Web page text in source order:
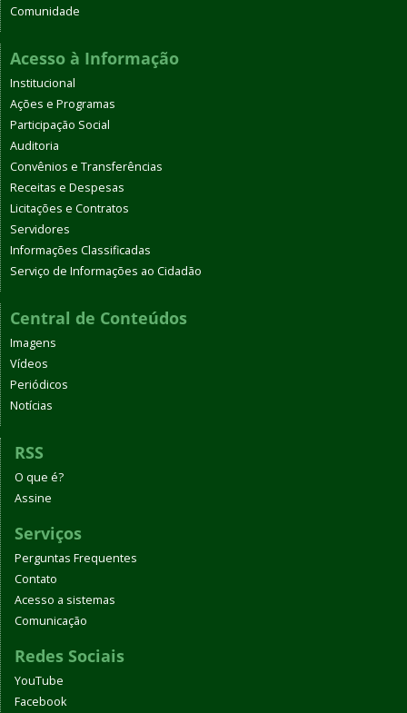
Comunidade
Acesso à Informação
Institucional
Ações e Programas
Participação Social
Auditoria
Convênios e Transferências
Receitas e Despesas
Licitações e Contratos
Servidores
Informações Classificadas
Serviço de Informações ao Cidadão
Central de Conteúdos
Imagens
Vídeos
Periódicos
Notícias
RSS
O que é?
Assine
Serviços
Perguntas Frequentes
Contato
Acesso a sistemas
Comunicação
Redes Sociais
YouTube
Facebook